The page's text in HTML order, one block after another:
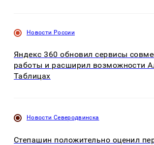
Новости России
Яндекс 360 обновил сервисы
работы и расширил возможности
Таблицах
Новости Северодвинска
Степашин положительно оценил